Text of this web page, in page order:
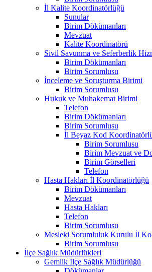
İl Kalite Koordinatörlüğü
Sunular
Birim Dökümanları
Mevzuat
Kalite Koordinatörü
Sivil Savunma ve Seferberlik
Birim Dökümanları
Birim Sorumlusu
İnceleme ve Soruşturma Birimi
Birim Sorumlusu
Hukuk ve Muhakemat Birimi
Telefon
Birim Dökümanları
Birim Sorumlusu
İl Beyaz Kod
Birim Sorumlusu
Birim Mevzuat ve
Birim Görselleri
Telefon
Hasta Hakları İl Koordinatörlüğü
Birim Dökümanları
Mevzuat
Hasta Hakları
Telefon
Birim Sorumlusu
Mesleki Sorumluluk Kurulu İl
Birim Sorumlusu
İlçe Sağlık Müdürlükleri
Gemlik İlçe Sağlık Müdürlüğü